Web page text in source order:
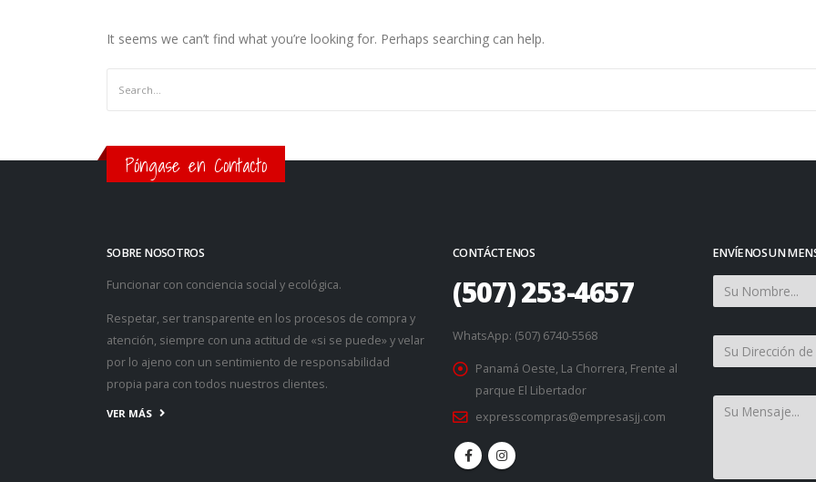
It seems we can’t find what you’re looking for. Perhaps searching can help.
Póngase en Contacto
SOBRE NOSOTROS
Funcionar con conciencia social y ecológica.
Respetar, ser transparente en los procesos de compra y
atención, siempre con una actitud de «si se puede» y velar
por lo ajeno con un sentimiento de responsabilidad
propia para con todos nuestros clientes.
VER MÁS
CONTÁCTENOS
(507) 253-4657
WhatsApp: (507) 6740-5568
Panamá Oeste, La Chorrera, Frente al
parque El Libertador
expresscompras@empresasjj.com
ENVÍENOS UN